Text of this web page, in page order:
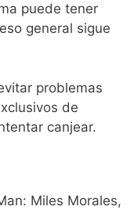
puede tener
general sigue
problemas
de
canjear.
Miles Morales,